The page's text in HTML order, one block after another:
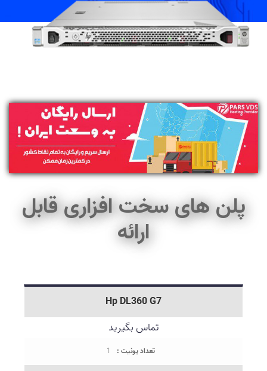
پلن های سخت افزاری قابل
ارائه
Hp DL360 G7
تماس بگیرید
تعداد یونیت : 1